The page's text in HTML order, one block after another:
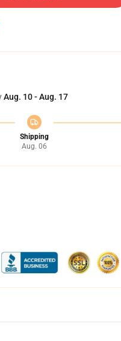
Aug. 10 - Aug. 17
Shipping
Aug. 06